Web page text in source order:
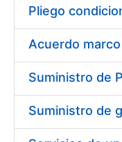
Show/Hide